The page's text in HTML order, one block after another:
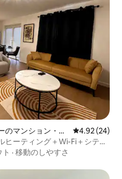
のマンション・ア
レビュー24
4.92 (24)
ヒーティング＋Wi-Fi＋シティ
· 移動のしやすさ